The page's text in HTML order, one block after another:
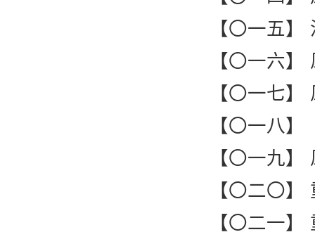
【〇一五
【〇一六
【〇一七
【〇一八
【〇一九
【〇二〇
【〇二一